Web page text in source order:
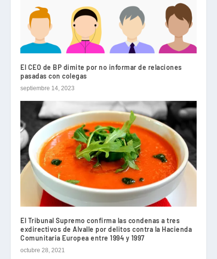
El CEO de BP dimite por no informar de relaciones
pasadas con colegas
septiembre 14, 2023
El Tribunal Supremo confirma las condenas a tres
exdirectivos de Alvalle por delitos contra la Hacienda
Comunitaria Europea entre 1994 y 1997
octubre 28, 2021